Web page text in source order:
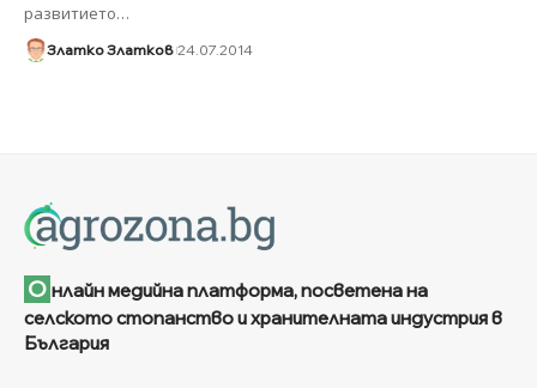
развитието…
Златко Златков 24.07.2014
О нлайн медийна платформа, посветена на
селското стопанство и хранителната индустрия в
България